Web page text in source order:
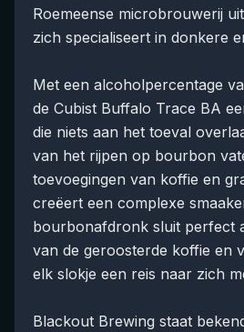
Roemeense microbrouwerij
zich specialiseert in donkere
Met een alcoholpercentage
de Cubist Buffalo Trace BA
die niets aan het toeval
van het rijpen op bourbon
toevoegingen van koffie en
creëert een complexe
bourbonafdronk sluit perfect
van de geroosterde koffie en
elk slokje een reis naar zich
Blackout Brewing staat